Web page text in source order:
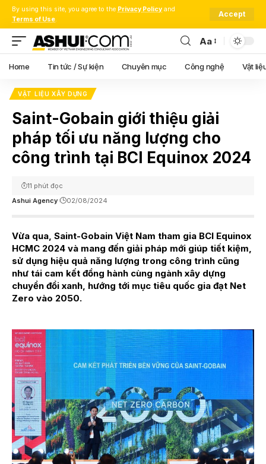
By using this site, you agree to the Privacy Policy and
Terms of Use.
Accept
Font
Resizer
Aa
Home Tin tức / Sự kiện Chuyên mục Công nghệ Vật
VẬT LIỆU XÂY DỰNG
Saint-Gobain giới thiệu giải
pháp tối ưu năng lượng cho
công trình tại BCI Equinox 2024
Ashui Agency 02/08/2024
11 phút đọc
Vừa qua, Saint-Gobain Việt Nam tham gia BCI Equinox
HCMC 2024 và mang đến giải pháp mới giúp tiết kiệm,
sử dụng hiệu quả năng lượng trong công trình cũng
như tái cam kết đồng hành cùng ngành xây dựng
chuyển đổi xanh, hướng tới mục tiêu quốc gia đạt Net
Zero vào 2050.